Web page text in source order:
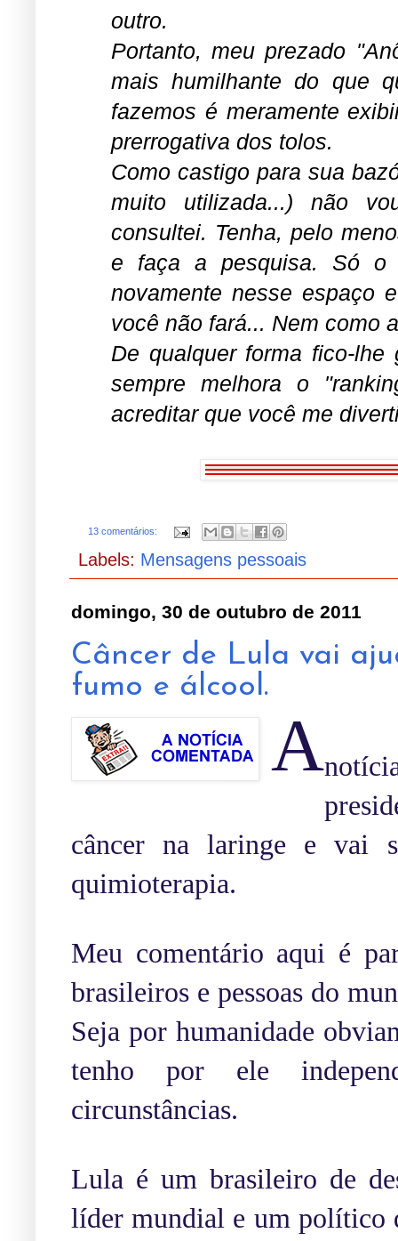
outro.
Portanto, meu prezado
mais humilhante do que
fazemos é meramente
prerrogativa dos tolos.
Como castigo para sua
muito utilizada...) não
consultei. Tenha, pelo
e faça a pesquisa. Só o
novamente nesse espaço
você não fará... Nem como
De qualquer forma fico-
sempre melhora o
acreditar que você me
13 comentários:
Labels: Mensagens pessoais
domingo, 30 de outubro de 2011
Câncer de Lula vai
fumo e álcool.
A
câncer na laringe e vai
quimioterapia.
Meu comentário aqui é
brasileiros e pessoas do
Seja por humanidade
tenho por ele
circunstâncias.
Lula é um brasileiro de
líder mundial e um político